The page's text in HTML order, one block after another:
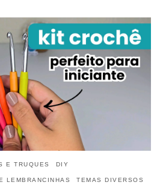
E TRUQUES DIY
LEMBRANCINHAS TEMAS DIVERSOS